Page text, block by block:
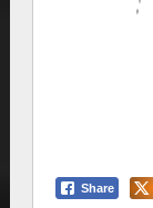
Share